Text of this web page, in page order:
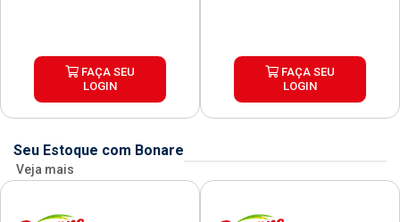
FAÇA SEU
LOGIN
FAÇA SEU
LOGIN
Seu Estoque com Bonare
Veja mais